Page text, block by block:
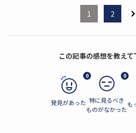
1 2
この記事の感想を教えて
0
発見があった
0
特に見るべき
ものがなかった
も